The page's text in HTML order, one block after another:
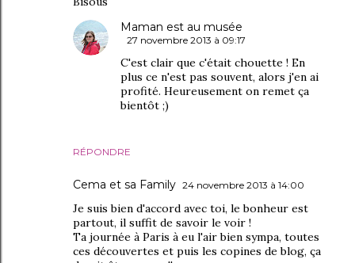
RÉPONDRE
Maman est au musée
27 novembre 2013 à 09:17
C'est clair que c'était chouette ! En
plus ce n'est pas souvent, alors j'en ai
profité. Heureusement on remet ça
bientôt ;)
Cema et sa Family 24 novembre 2013 à 14:00
Je suis bien d'accord avec toi, le bonheur est
partout, il suffit de savoir le voir !
Ta journée à Paris à eu l'air bien sympa, toutes
ces découvertes et puis les copines de blog, ça